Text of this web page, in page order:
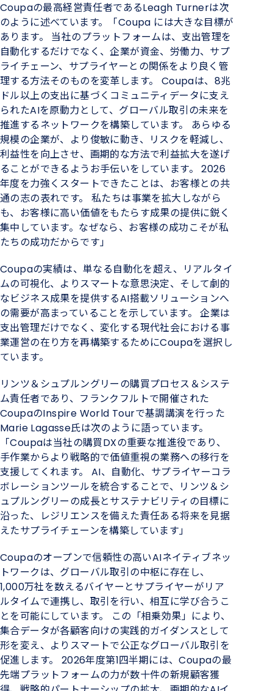
Coupaの最高経営責任者であるLeagh Turnerは次
のように述べています。「Coupa には大きな目標が
あります。 当社のプラットフォームは、支出管理を
自動化するだけでなく、企業が資金、労働力、サプ
ライチェーン、サプライヤーとの関係をより良く管
理する方法そのものを変革します。 Coupaは、8兆
ドル以上の支出に基づくコミュニティデータに支え
られたAIを原動力として、グローバル取引の未来を
推進するネットワークを構築しています。 あらゆる
規模の企業が、より俊敏に動き、リスクを軽減し、
利益性を向上させ、画期的な方法で利益拡大を遂げ
ることができるようお手伝いをしています。 2026
年度を力強くスタートできたことは、お客様との共
通の志の表れです。 私たちは事業を拡大しながら
も、お客様に高い価値をもたらす成果の提供に鋭く
集中しています。なぜなら、お客様の成功こそが私
たちの成功だからです」
Coupaの実績は、単なる自動化を超え、リアルタイ
ムの可視化、よりスマートな意思決定、そして劇的
なビジネス成果を提供するAI搭載ソリューションへ
の需要が高まっていることを示しています。 企業は
支出管理だけでなく、変化する現代社会における事
業運営の在り方を再構築するためにCoupaを選択し
ています。
リンツ＆シュプルングリーの購買プロセス＆システ
ム責任者であり、フランクフルトで開催された
CoupaのInspire World Tourで基調講演を行った
Marie Lagasse氏は次のように語っています。
「Coupaは当社の購買DXの重要な推進役であり、
手作業からより戦略的で価値重視の業務への移行を
支援してくれます。 AI、自動化、サプライヤーコラ
ボレーションツールを統合することで、リンツ＆シ
ュプルングリーの成長とサステナビリティの目標に
沿った、レジリエンスを備えた責任ある将来を見据
えたサプライチェーンを構築しています」
Coupaのオープンで信頼性の高いAIネイティブネッ
トワークは、グローバル取引の中枢に存在し、
1,000万社を数えるバイヤーとサプライヤーがリア
ルタイムで連携し、取引を行い、相互に学び合うこ
とを可能にしています。 この「相乗効果」により、
集合データが各顧客向けの実践的ガイダンスとして
形を変え、よりスマートで公正なグローバル取引を
促進します。 2026年度第1四半期には、Coupaの最
先端プラットフォームの力が数十件の新規顧客獲